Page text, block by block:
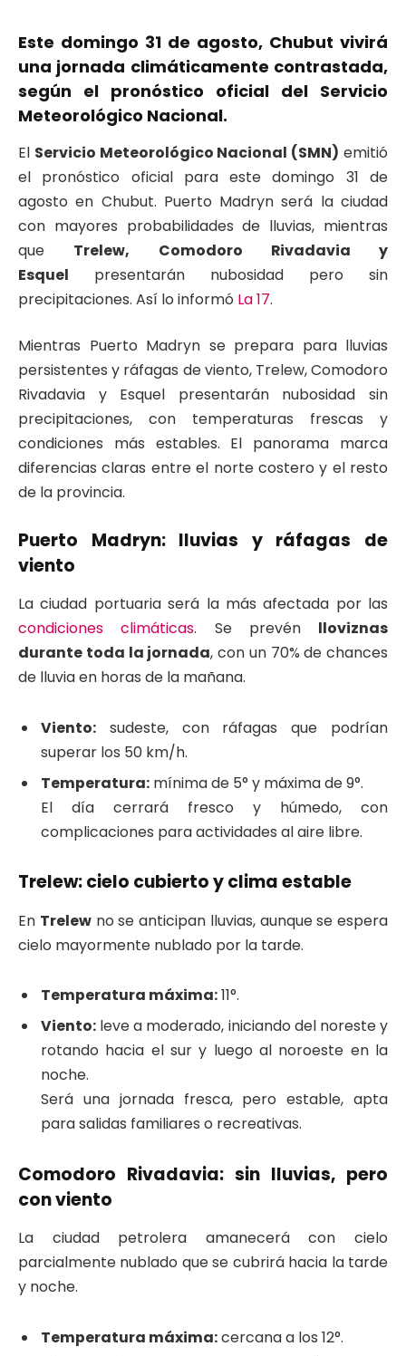
Este domingo 31 de agosto, Chubut vivirá
una jornada climáticamente contrastada,
según el pronóstico oficial del Servicio
Meteorológico Nacional.
El Servicio Meteorológico Nacional (SMN) emitió
el pronóstico oficial para este domingo 31 de
agosto en Chubut. Puerto Madryn será la ciudad
con mayores probabilidades de lluvias, mientras
que Trelew, Comodoro Rivadavia y
Esquel presentarán nubosidad pero sin
precipitaciones. Así lo informó La 17.
Mientras Puerto Madryn se prepara para lluvias
persistentes y ráfagas de viento, Trelew, Comodoro
Rivadavia y Esquel presentarán nubosidad sin
precipitaciones, con temperaturas frescas y
condiciones más estables. El panorama marca
diferencias claras entre el norte costero y el resto
de la provincia.
Puerto Madryn: lluvias y ráfagas de
viento
La ciudad portuaria será la más afectada por las
condiciones climáticas. Se prevén lloviznas
durante toda la jornada, con un 70% de chances
de lluvia en horas de la mañana.
Viento: sudeste, con ráfagas que podrían
superar los 50 km/h.
Temperatura: mínima de 5° y máxima de 9°.
El día cerrará fresco y húmedo, con
complicaciones para actividades al aire libre.
Trelew: cielo cubierto y clima estable
En Trelewno se anticipan lluvias, aunque se espera
cielo mayormente nublado por la tarde.
Temperatura máxima:11°.
Viento: leve a moderado, iniciando del noreste y
rotando hacia el sur y luego al noroeste en la
noche.
Será una jornada fresca, pero estable, apta
para salidas familiares o recreativas.
Comodoro Rivadavia: sin lluvias, pero
con viento
La ciudad petrolera amanecerá con cielo
parcialmente nublado que se cubrirá hacia la tarde
y noche.
Temperatura máxima:cercana a los 12°.